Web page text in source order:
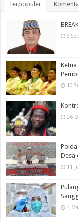
Terpopuler
3
10
26
Desa
11
4